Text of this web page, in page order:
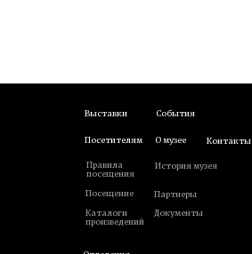
Выставки
Посетителям
События
Контакты
О музее
Посещение
Правила
посещения
История музея
Партнеры
Документы
Каталоги
произведений